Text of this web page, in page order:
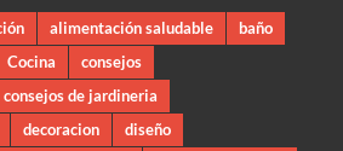
alimentación saludable
baño
Cocina
consejos
consejos de jardineria
decoracion
diseño